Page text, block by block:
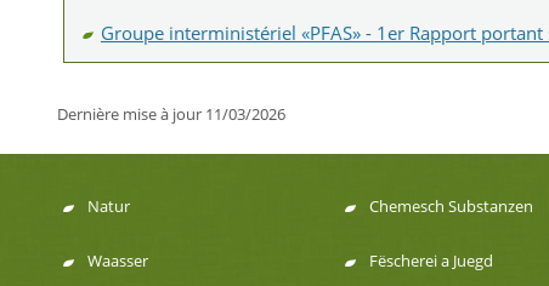
Groupe interministériel «PFAS» - 1er Rapport
Dernière mise à jour 11/03/2026
Menu
Natur
Waasser
Chemesch Substanzen
Fëscherei a Juegd